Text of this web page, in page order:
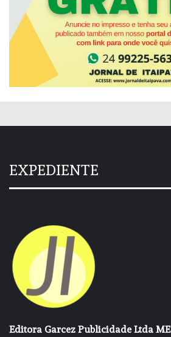
EXPEDIENTE
Editora Garcez Publicidade Ltda ME